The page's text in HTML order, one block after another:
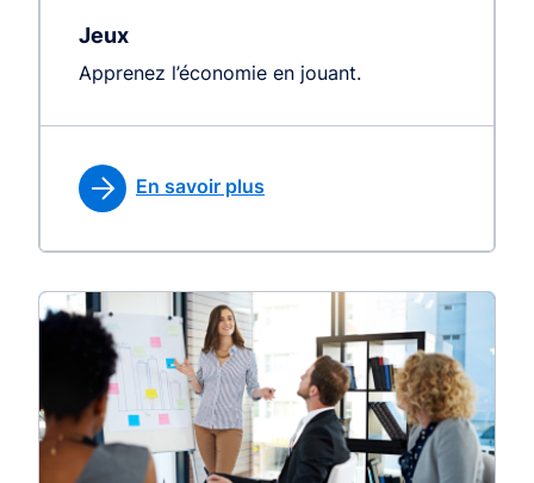
Jeux
Apprenez l’économie en jouant.
En savoir plus